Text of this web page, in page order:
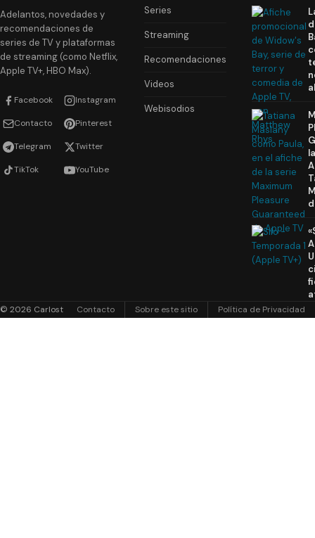
Adelantos, novedades y
recomendaciones de
series de TV y plataformas
de streaming (como Netflix,
Apple TV+, HBO Max).
Facebook Instagram
Contacto Pinterest
Telegram Twitter
TikTok YouTube
Series
Streaming
Recomendaciones
Videos
Webisodios
© 2026 Carlost Contacto Sobre este sitio Política de Privacidad